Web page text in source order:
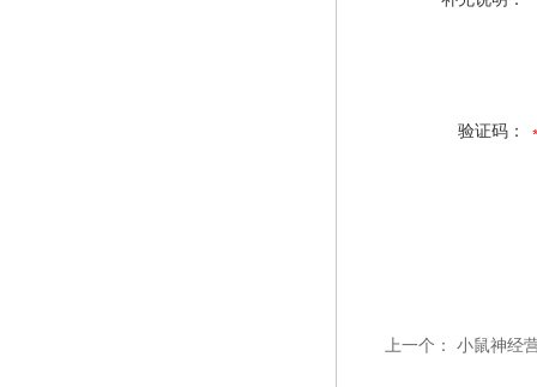
验证码：
上一个： 小鼠神经